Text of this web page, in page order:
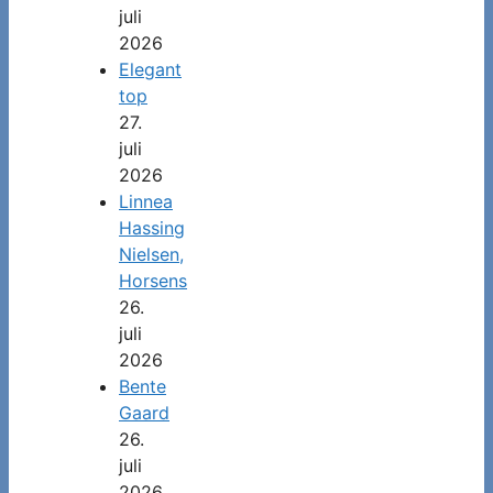
juli
2026
Elegant
top
27.
juli
2026
Linnea
Hassing
Nielsen,
Horsens
26.
juli
2026
Bente
Gaard
26.
juli